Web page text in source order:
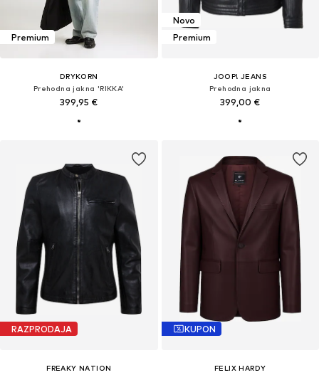
Premium
DRYKORN
Prehodna jakna 'RIKKA'
399,95 €
Novo
Premium
JOOP! JEANS
Prehodna jakna
399,00 €
RAZPRODAJA
FREAKY NATION
KUPON
FELIX HARDY